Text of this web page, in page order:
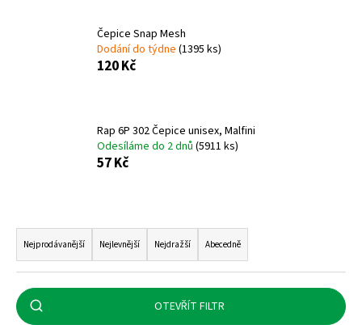
Čepice Snap Mesh
Dodání do týdne (1395 ks)
120 Kč
Rap 6P 302 Čepice unisex, Malfini
Odesíláme do 2 dnů (5911 ks)
57 Kč
Ř
a
z
e
n
Nejprodávanější Nejlevnější Nejdražší Abecedně
OTEVŘÍT FILTR